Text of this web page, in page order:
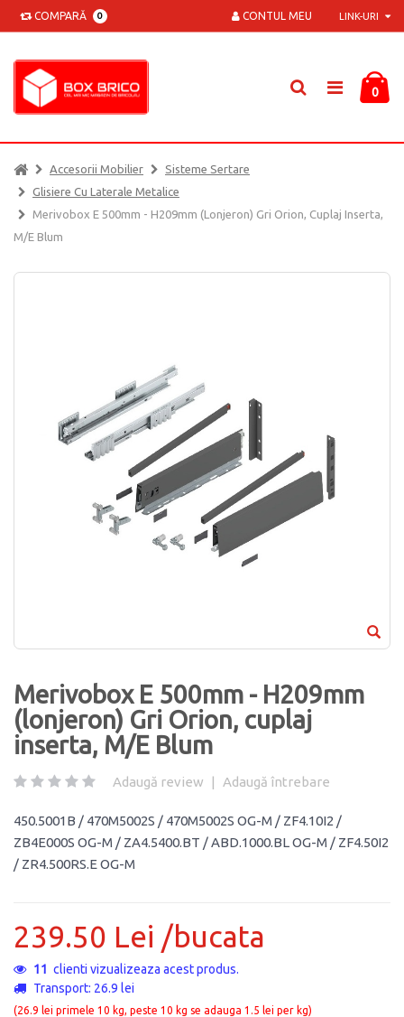
COMPARĂ 0 LINK-URI
CONTUL MEU
0
Accesorii Mobilier
Sisteme Sertare
Glisiere Cu Laterale Metalice
Merivobox E 500mm - H209mm (lonjeron) Gri Orion, Cuplaj Inserta,
M/E Blum
Merivobox E 500mm - H209mm
(lonjeron) Gri Orion, cuplaj
inserta, M/E Blum
Adaugă review | Adaugă întrebare
450.5001B / 470M5002S / 470M5002S OG-M / ZF4.10I2 /
ZB4E000S OG-M / ZA4.5400.BT / ABD.1000.BL OG-M / ZF4.50I2
/ ZR4.500RS.E OG-M
239.50 Lei /bucata
11 clienti vizualizeaza acest produs.
Transport: 26.9 lei
(26.9 lei primele 10 kg, peste 10 kg se adauga 1.5 lei per kg)